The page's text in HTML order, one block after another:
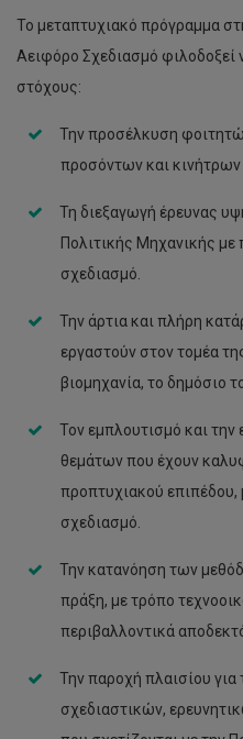
Το μεταπτυχιακό πρόγραμμα
Αειφόρο Σχεδιασμό φιλοδοξεί
στόχους:
Την προσέλκυση
προσόντων και κινήτρων
Τη διεξαγωγή έρευνας
Πολιτικής Μηχανικής
σχεδιασμό.
Την άρτια και πλήρη
εργαστούν στον τομέα
βιομηχανία, το δημόσιο
Τον εμπλουτισμό και
θεμάτων που έχουν
προπτυχιακού
σχεδιασμό.
Την κατανόηση των
πράξη, με τρόπο
περιβαλλοντικά
Την παροχή πλαισίου
σχεδιαστικών,